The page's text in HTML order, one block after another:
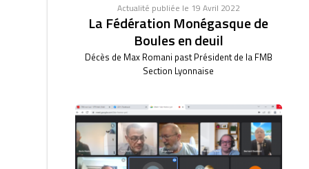
Actualité publiée le 19 Avril 2022
La Fédération Monégasque de
Boules en deuil
Décès de Max Romani past Président de la FMB
Section Lyonnaise